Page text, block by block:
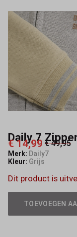
Daily 7
€ 14,99 € 49,95
Merk: Daily7
Kleur: Grijs
Dit product is
TOEVOEGEN